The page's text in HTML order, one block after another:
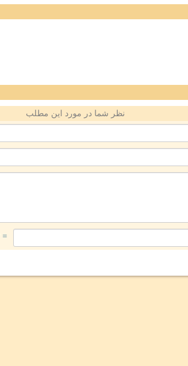
نظر شما در مورد این مطلب
= ۳ بعلاوه ۴